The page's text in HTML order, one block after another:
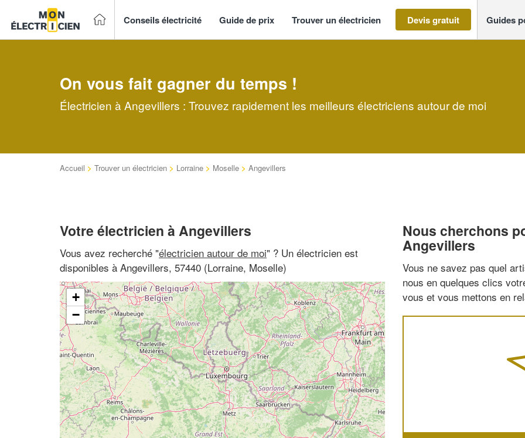
Conseils électricité Guide de prix Trouver un électricien Devis gratuit Guides
On vous fait gagner du temps !
Électricien à Angevillers : Trouvez rapidement les meilleurs électriciens autour de moi
Accueil > Trouver un électricien > Lorraine > Moselle > Angevillers
Votre électricien à Angevillers
Vous avez recherché "électricien autour de moi" ? Un électricien est
disponibles à Angevillers, 57440 (Lorraine, Moselle)
+
−
Nous cherchons
Angevillers
Vous ne savez pas quel
nous en quelques clics
vous et vous mettons en